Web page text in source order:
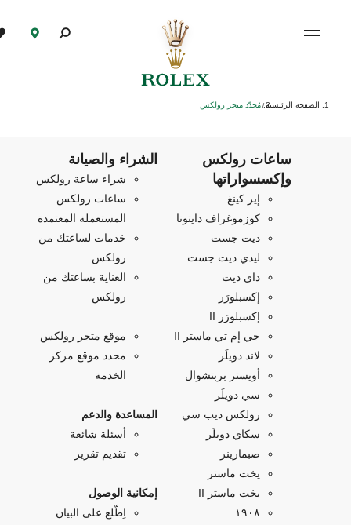
الصفحة الرئيسية/ مُحدّد متجر رولكس
ساعات رولكس
وإكسسواراتها
إير كينغ
كوزموغراف دايتونا
ديت جست
ليدي ديت جست
داي ديت
إكسبلورَر
إكسبلورَر II
جي إم تي ماستر II
لاند دويلَر
أويستر بربتشوال
سي دويلَر
رولكس ديب سي
سكاي دويلَر
صبمارينر
يخت ماستر
يخت ماستر II
۱۹۰۸
الشراء والصيانة
شراء ساعة رولكس
ساعات رولكس
المستعملة المعتمدة
خدمات لساعتك من
رولكس
العناية بساعتك من
رولكس
موقع متجر رولكس
محدد موقع مركز
الخدمة
المساعدة والدعم
أسئلة شائعة
تقديم تقرير
إمكانية الوصول
اِطّلع على البيان